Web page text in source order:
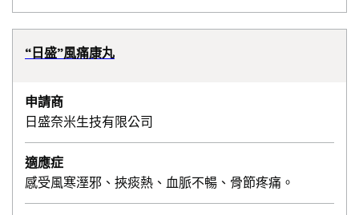
“日盛”風痛康丸
申請商
日盛奈米生技有限公司
適應症
感受風寒溼邪、挾痰熱、血脈不暢、骨節疼痛。